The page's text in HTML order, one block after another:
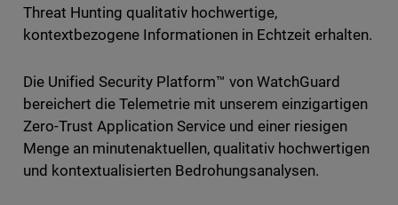
Threat Hunting qualitativ hochwertige,
kontextbezogene Informationen in Echtzeit erhalten.
Die Unified Security Platform™ von WatchGuard
bereichert die Telemetrie mit unserem einzigartigen
Zero-Trust Application Service und einer riesigen
Menge an minutenaktuellen, qualitativ hochwertigen
und kontextualisierten Bedrohungsanalysen.